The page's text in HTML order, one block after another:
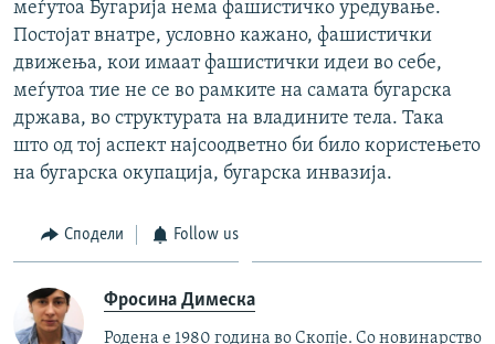
меѓутоа Бугарија нема фашистичко уредување.
Постојат внатре, условно кажано, фашистички
движења, кои имаат фашистички идеи во себе,
меѓутоа тие не се во рамките на самата бугарска
држава, во структурата на владините тела. Така
што од тој аспект најсоодветно би било користењето
на бугарска окупација, бугарска инвазија.
Сподели Follow us
Фросина Димеска
Родена е 1980 година во Скопје. Со новинарство